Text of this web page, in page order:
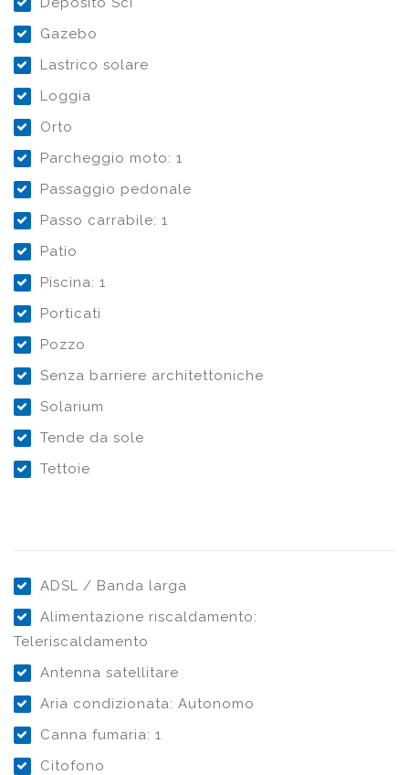
Gazebo
Lastrico solare
Loggia
Orto
Parcheggio moto: 1
Passaggio pedonale
Passo carrabile: 1
Patio
Piscina: 1
Porticati
Pozzo
Senza barriere architettoniche
Solarium
Tende da sole
Tettoie
ADSL / Banda larga
Alimentazione riscaldamento:
Teleriscaldamento
Antenna satellitare
Aria condizionata: Autonomo
Canna fumaria: 1
Citofono